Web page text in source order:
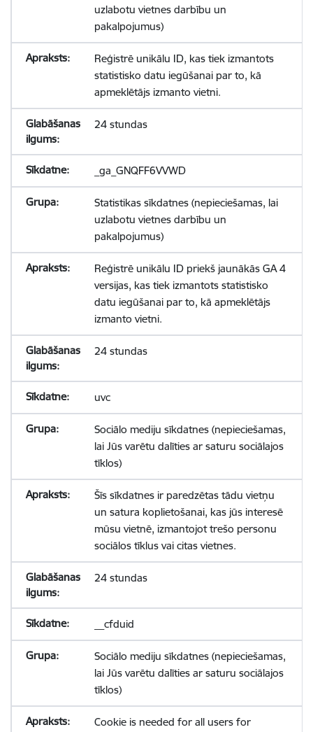
uzlabotu vietnes darbību un
pakalpojumus)
Reģistrē unikālu ID, kas tiek izmantots
statistisko datu iegūšanai par to, kā
apmeklētājs izmanto vietni.
24 stundas
_ga_GNQFF6VVWD
Statistikas sīkdatnes (nepieciešamas, lai
uzlabotu vietnes darbību un
pakalpojumus)
Reģistrē unikālu ID priekš jaunākās GA 4
versijas, kas tiek izmantots statistisko
datu iegūšanai par to, kā apmeklētājs
izmanto vietni.
24 stundas
uvc
Sociālo mediju sīkdatnes (nepieciešamas,
lai Jūs varētu dalīties ar saturu sociālajos
tīklos)
Šīs sīkdatnes ir paredzētas tādu vietņu
un satura koplietošanai, kas jūs interesē
mūsu vietnē, izmantojot trešo personu
sociālos tīklus vai citas vietnes.
24 stundas
__cfduid
Sociālo mediju sīkdatnes (nepieciešamas,
lai Jūs varētu dalīties ar saturu sociālajos
tīklos)
Cookie is needed for all users for